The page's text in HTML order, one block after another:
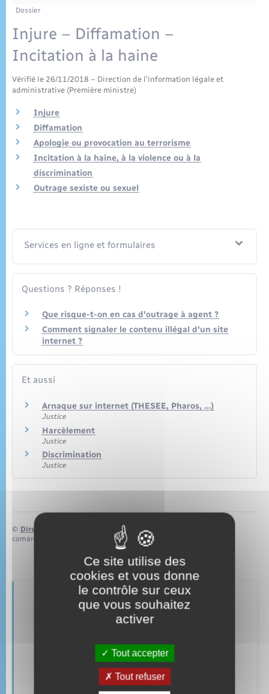
Plan interactif
Publications
Etat-civil - Papiers - Citoyenneté
Mariage – PACS
Parrainage civil
Recensement
Nouvel habitant
Numérique
Sécurité - Prévention
Seniors
Transports
Transports scolaires
Voirie et espace public
Travaux - Autorisation d’occupation de l’espace
Dossier
Injure – Diffamation –
Incitation à la haine
Vérifié le 26/11/2018 – Direction de l'information légale et
administrative (Première ministre)
Injure
Diffamation
Apologie ou provocation au terrorisme
Incitation à la haine, à la violence ou à la
discrimination
Outrage sexiste ou sexuel
Services en ligne et formulaires
Questions ? Réponses !
Que risque-t-on en cas d'outrage à agent ?
Comment signaler le contenu illégal d'un site
internet ?
Et aussi
Arnaque sur internet (THESEE, Pharos, …)
Justice
Harcèlement
Justice
Discrimination
Justice
© Direction de l’information légale et administrative
comarquage developpé par
baseo.io
Retrouvez aussi
Concessions funéraires
Documents d’identité
Ce site utilise des
cookies et vous donne
le contrôle sur ceux
que vous souhaitez
activer
Tout accepter
Tout refuser